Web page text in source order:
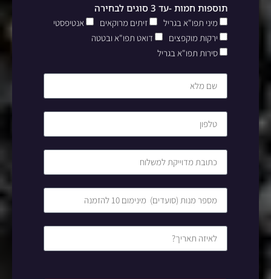
תוספות חמות -עד 3 סוגים לבחירה
מיני תפו"א בגריל זיתים מרוקאים
אנטיפסטי
ירקות מוקפצים
דואט תפו"א ובטטה
סירות תפו"א בגריל